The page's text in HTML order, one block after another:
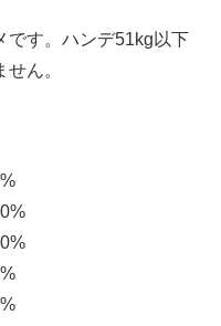
です。ハンデ51kg以下
ん。